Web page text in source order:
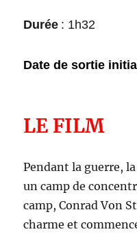
Durée : 1h32
Date de sortie
LE FILM
Pendant la guerre,
un camp de
camp, Conrad Von
charme et